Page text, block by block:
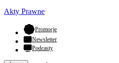
Akty Prawne
Promocje- otwiera się w nowej karcie
Newsletter
Podcasty